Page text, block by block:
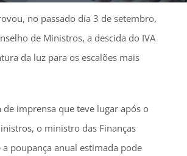
no passado dia 3 de setembro,
de Ministros, a descida do IVA
da luz para os escalões mais
de imprensa que teve lugar após o
o ministro das Finanças
a poupança anual estimada pode